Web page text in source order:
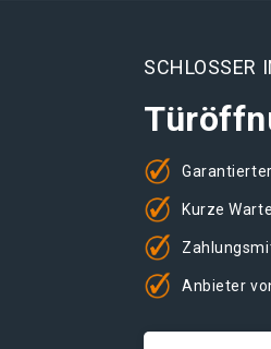
SCHLOSSER
Kurze
Anbieter